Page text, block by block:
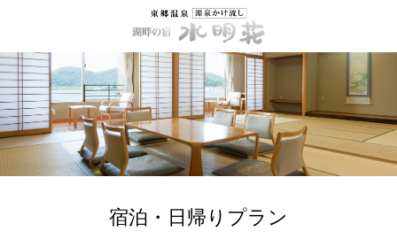
宿泊・日帰りプラン